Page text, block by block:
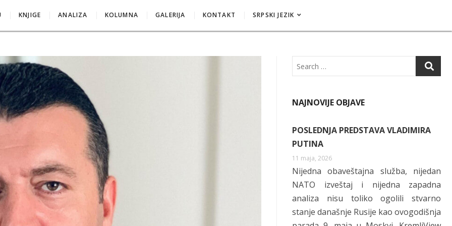
KNJIGE ANALIZA KOLUMNA GALERIJA KONTAKT SRPSKI JEZIK
Search
NAJNOVIJE OBJAVE
POSLEDNJA PREDSTAVA VLADIMIRA
PUTINA
11 maja, 2026
Nijedna obaveštajna služba, nijedan
NATO izveštaj i nijedna zapadna
analiza nisu toliko ogolili stvarno
stanje današnje Rusije kao ovogodišnja